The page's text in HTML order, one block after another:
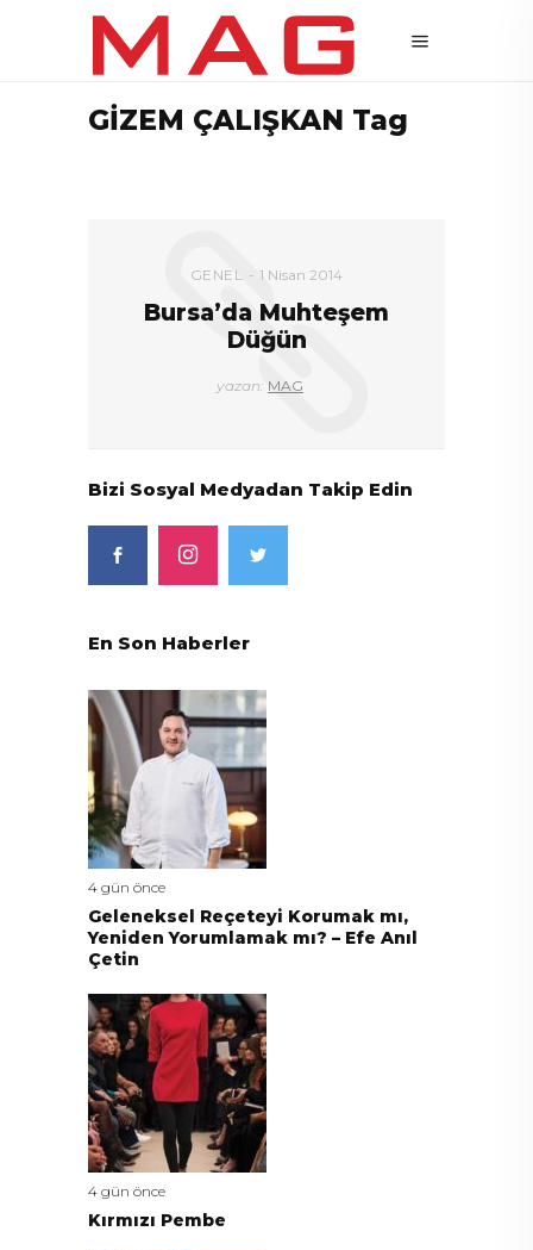
GİZEM ÇALIŞKAN Tag
GENEL 1 Nisan 2014
Bursa’da Muhteşem
Düğün
yazan: MAG
Bizi Sosyal Medyadan Takip Edin
En Son Haberler
4 gün önce
Geleneksel Reçeteyi Korumak mı,
Yeniden Yorumlamak mı? – Efe Anıl
Çetin
4 gün önce
Kırmızı Pembe